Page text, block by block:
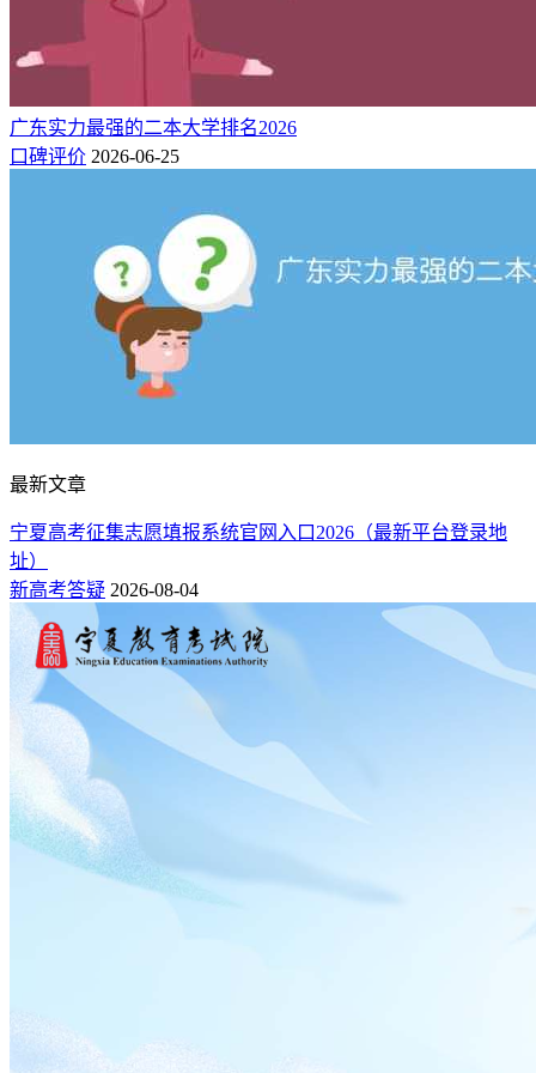
广东实力最强的二本大学排名2026
口碑评价 2026-06-25
最新文章
宁夏高考征集志愿填报系统官网入口2026（最新平台登录地
址）
新高考答疑 2026-08-04